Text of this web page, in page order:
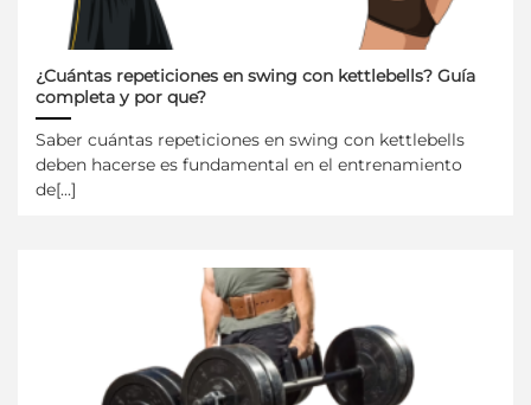
¿Cuántas repeticiones en swing con kettlebells? Guía
completa y por que?
Saber cuántas repeticiones en swing con kettlebells
deben hacerse es fundamental en el entrenamiento
de[...]